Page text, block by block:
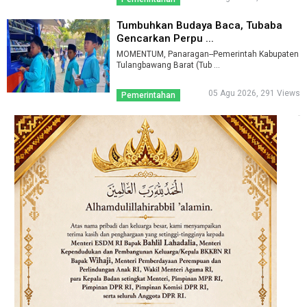
Tumbuhkan Budaya Baca, Tubaba
Gencarkan Perpu ...
MOMENTUM, Panaragan--Pemerintah Kabupaten
Tulangbawang Barat (Tub ...
Pemerintahan 05 Agu 2026, 291 Views